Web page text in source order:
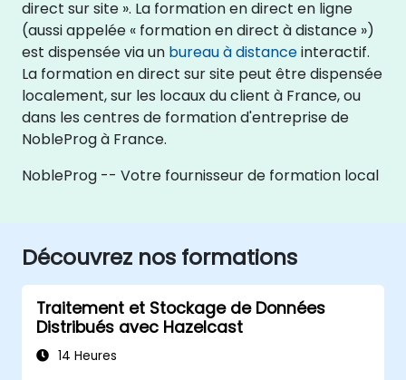
direct sur site ». La formation en direct en ligne
(aussi appelée « formation en direct à distance »)
est dispensée via un bureau à distanceinteractif.
La formation en direct sur site peut être dispensée
localement, sur les locaux du client à France, ou
dans les centres de formation d'entreprise de
NobleProg à France.
NobleProg -- Votre fournisseur de formation local
Découvrez nos formations
Traitement et Stockage de Données
Distribués avec Hazelcast
14 Heures